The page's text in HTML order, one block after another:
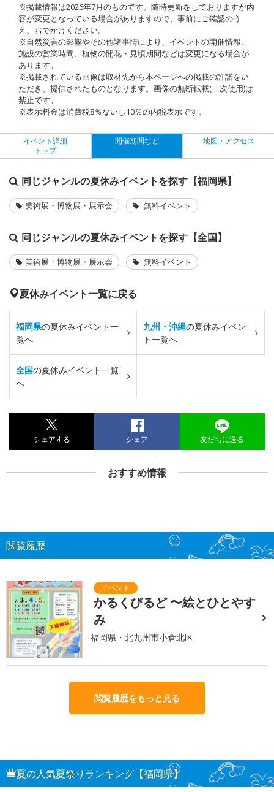
※掲載情報は2026年7月のものです。随時更新をしておりますが内
容が変更となっている場合がありますので、事前にご確認のう
え、おでかけください。
※自然災害の影響やその他諸事情により、イベントの開催情報、
施設の営業時間、植物の開花・見頃期間などは変更になる場合が
あります。
※掲載されている画像は取材先から本ページへの掲載の許諾をい
ただき、提供されたものとなります。画像の無断転載(二次使用)は
禁止です。
※表示料金は消費税8％ないし10％の内税表示です。
イベント詳細
トップ
開催期間など 地図・アクセス
同じジャンルの夏休みイベントを探す【福岡県】
美術展・博物展・展示会 無料イベント
同じジャンルの夏休みイベントを探す【全国】
美術展・博物展・展示会 無料イベント
夏休みイベント一覧に戻る
福岡県の夏休みイベント一
覧へ
九州・沖縄の夏休みイベン
ト一覧へ
全国の夏休みイベント一覧
へ
シェアする シェア 友だちに送る
おすすめ情報
閲覧履歴
かるくびるど 〜絵とひとやす
み
福岡県・北九州市小倉北区
閲覧履歴をもっと見る
夏の人気夏祭りランキング【福岡県】